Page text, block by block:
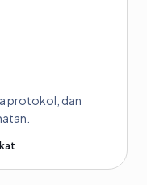
protokol, dan